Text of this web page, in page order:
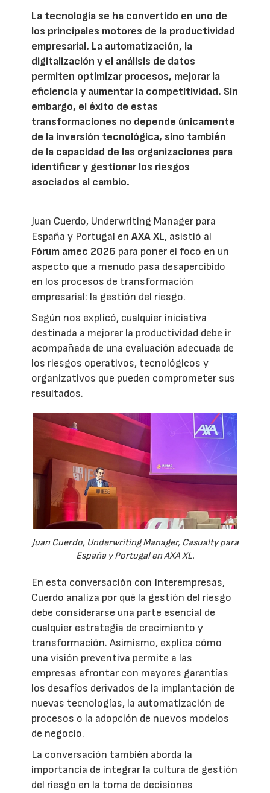
La tecnología se ha convertido en uno de
los principales motores de la productividad
empresarial. La automatización, la
digitalización y el análisis de datos
permiten optimizar procesos, mejorar la
eficiencia y aumentar la competitividad. Sin
embargo, el éxito de estas
transformaciones no depende únicamente
de la inversión tecnológica, sino también
de la capacidad de las organizaciones para
identificar y gestionar los riesgos
asociados al cambio.
Juan Cuerdo, Underwriting Manager para
España y Portugal enAXA XL, asistió al
Fórum amec 2026 para poner el foco en un
aspecto que a menudo pasa desapercibido
en los procesos de transformación
empresarial: la gestión del riesgo.
Según nos explicó, cualquier iniciativa
destinada a mejorar la productividad debe ir
acompañada de una evaluación adecuada de
los riesgos operativos, tecnológicos y
organizativos que pueden comprometer sus
resultados.
Juan Cuerdo, Underwriting Manager, Casualty para
España y Portugal en AXA XL.
En esta conversación con Interempresas,
Cuerdo analiza por qué la gestión del riesgo
debe considerarse una parte esencial de
cualquier estrategia de crecimiento y
transformación. Asimismo, explica cómo
una visión preventiva permite a las
empresas afrontar con mayores garantías
los desafíos derivados de la implantación de
nuevas tecnologías, la automatización de
procesos o la adopción de nuevos modelos
de negocio.
La conversación también aborda la
importancia de integrar la cultura de gestión
del riesgo en la toma de decisiones